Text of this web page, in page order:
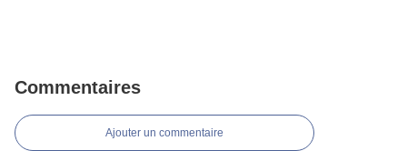
Commentaires
Ajouter un commentaire